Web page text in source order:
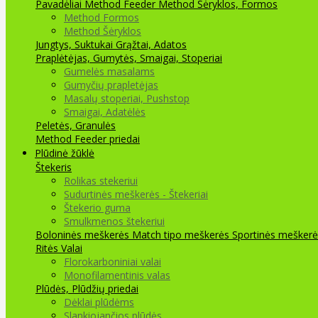
Pavadėliai Method Feeder Method Šėryklos, Formos
Method Formos
Method Šėryklos
Jungtys, Suktukai Grąžtai, Adatos
Praplėtėjas, Gumytės, Smaigai, Stoperiai
Gumelės masalams
Gumyčių prapletėjas
Masalų stoperiai, Pushstop
Smaigai, Adatėlės
Peletės, Granulės
Method Feeder priedai
Plūdinė žūklė
Štekeris
Rolikas stekeriui
Sudurtinės meškerės - Štekeriai
Štekerio guma
Smulkmenos štekeriui
Boloninės meškerės Match tipo meškerės Sportinės
Ritės Valai
Florokarboniniai valai
Monofilamentinis valas
Plūdės, Plūdžių priedai
Dėklai plūdėms
Slankiojančios plūdės